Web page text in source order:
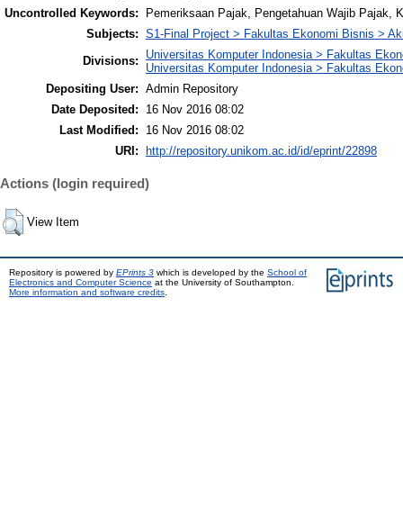
Uncontrolled Keywords:
Pemeriksaan Pajak, Pengetahuan Wajib Pajak,
Subjects: S1-Final Project > Fakultas Ekonomi Bisnis >
Divisions:
Universitas Komputer Indonesia > Fakultas
Universitas Komputer Indonesia > Fakultas
Depositing User: Admin Repository
Date Deposited:
16 Nov 2016 08:02
Last Modified:
16 Nov 2016 08:02
URI:
http://repository.unikom.ac.id/id/eprint/22898
Actions (login required)
View Item
Repository is powered by EPrints 3 which is developed by the School of
Electronics and Computer Science at the University of Southampton.
More information and software credits